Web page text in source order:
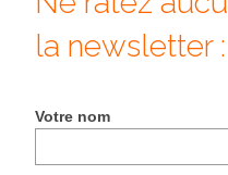
Saint-Malo
Savoie
la newsletter :
Votre nom